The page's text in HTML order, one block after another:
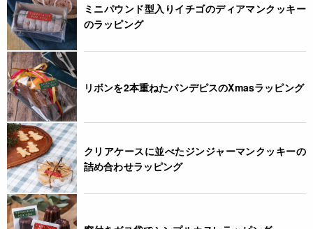
ミニパウンド型入りイチゴのディアマンクッキー
のラッピング
リボンを2本重ねたパンデピスのXmasラッピング
クリアケースに並べたジンジャーマンクッキーの
詰め合わせラッピング